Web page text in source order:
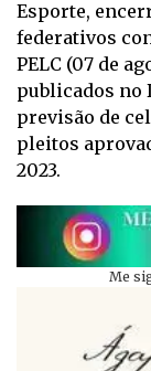
Esporte,
federativos
PELC (07 de
publicados no
previsão de
pleitos
2023.
Me